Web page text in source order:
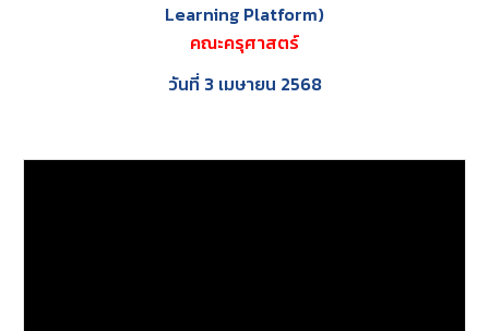
Learning Platform)
คณะครุศาสตร์
วันที่ 3 เมษายน 2568